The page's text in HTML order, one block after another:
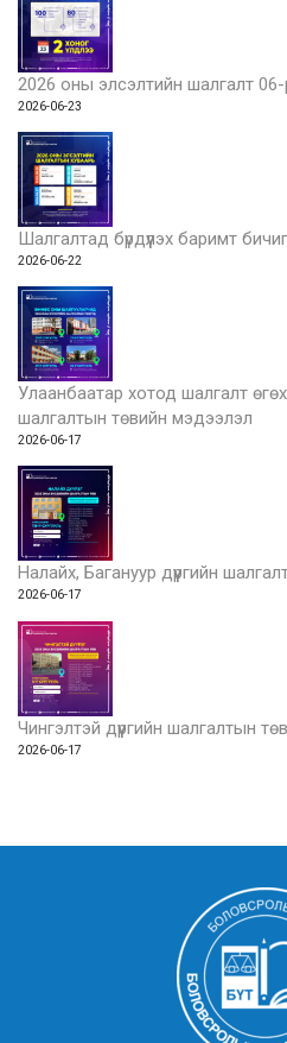
2026 оны элсэлтийн шалгалт
2026-06-23
Шалгалтад бүрдүүлэх баримт бичиг
2026-06-22
Улаанбаатар хотод шалгалт
шалгалтын төвийн мэдээлэл
2026-06-17
Налайх, Багануур дүүргийн
2026-06-17
Чингэлтэй дүүргийн шалгалтын
2026-06-17